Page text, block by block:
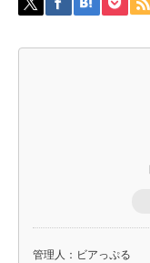
管理人：ビアっぷる